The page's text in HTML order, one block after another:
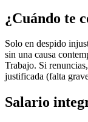
¿Cuándo te
Solo en despido
sin una causa
Trabajo. Si
justificada (falta
Salario